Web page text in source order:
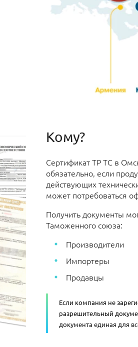
Кому?
Сертификат ТР ТС в
обязательно, если
действующих
может потребоваться
Получить документы
Таможенного союза:
Производители
Импортеры
Продавцы
Если компания не
разрешительный
документа единая для